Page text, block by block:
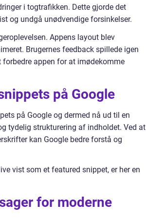
i togtrafikken. Dette gjorde det
og undgå unødvendige forsinkelser.
Appens layout blev
Brugernes feedback spillede igen
appen for at imødekomme
på Google
på Google og dermed nå ud til en
tydelig strukturering af indholdet. Ved at
kan Google bedre forstå og
vist som et featured snippet, er her en
for moderne